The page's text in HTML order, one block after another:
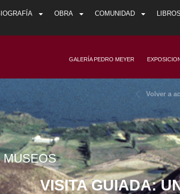
OBRA COMUNIDAD
GALERÍA PEDRO MEYER
Volver a
MUSEOS
VISITA GUIADA: